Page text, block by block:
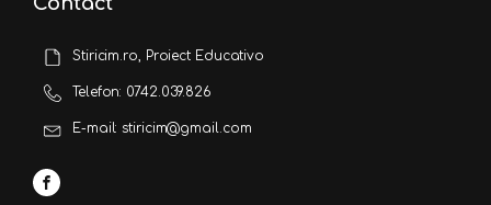
Stiricim.ro, Proiect Educativo
Telefon: 0742.039.826
E-mail: stiricim@gmail.com